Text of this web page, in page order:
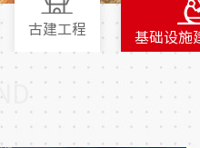
历史沿
组织结
企业荣
经典项
古建工程
基础设施